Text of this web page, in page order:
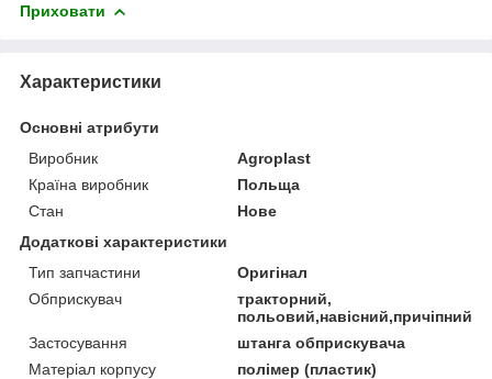
Приховати
Характеристики
Основні атрибути
Виробник
Agroplast
Країна виробник
Польща
Стан
Нове
Додаткові характеристики
Тип запчастини
Оригінал
Обприскувач
тракторний,
польовий,навісний,причіпний
Застосування
штанга обприскувача
Матеріал корпусу
полімер (пластик)